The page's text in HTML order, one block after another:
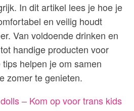
In dit artikel lees je hoe je
en veilig houdt
Van voldoende drinken en
handige producten voor
helpen je om samen
zomer te genieten.
– Kom op voor trans kids